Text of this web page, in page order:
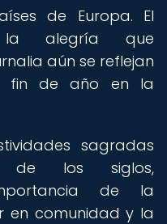
de Europa. El
alegría que
aún se reflejan
fin de año en la
sagradas
de los siglos,
de la
en comunidad y la